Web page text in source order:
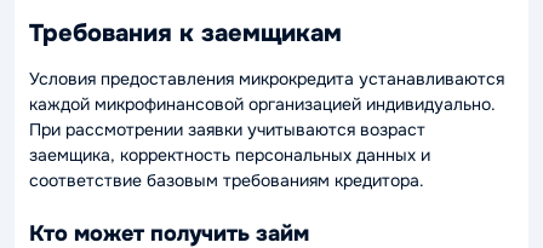
Требования к заемщикам
Условия предоставления микрокредита устанавливаются
каждой микрофинансовой организацией индивидуально.
При рассмотрении заявки учитываются возраст
заемщика, корректность персональных данных и
соответствие базовым требованиям кредитора.
Кто может получить займ